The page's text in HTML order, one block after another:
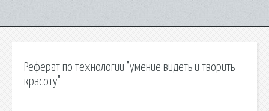
Реферат по технологии "умение видеть и творить
красоту"